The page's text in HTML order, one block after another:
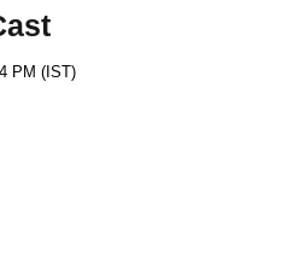
PM (IST)